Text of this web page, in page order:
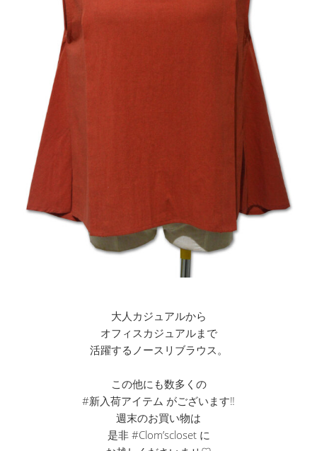
大人カジュアルから
オフィスカジュアルまで
活躍するノースリブラウス。
この他にも数多くの
#新入荷アイテム がございます‼︎
週末のお買い物は
是非 #Clom’scloset に